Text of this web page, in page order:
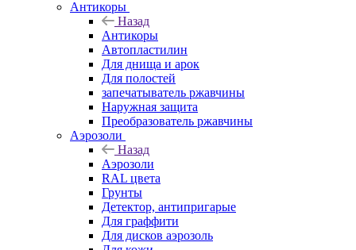
Антикоры
Назад
Антикоры
Автопластилин
Для днища и арок
Для полостей
запечатыватель ржавчины
Наружная защита
Преобразователь ржавчины
Аэрозоли
Назад
Аэрозоли
RAL цвета
Грунты
Детектор, антипригарые
Для граффити
Для дисков аэрозоль